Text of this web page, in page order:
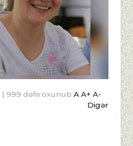
| 999 dəfə oxunub A A+ A-
Digər